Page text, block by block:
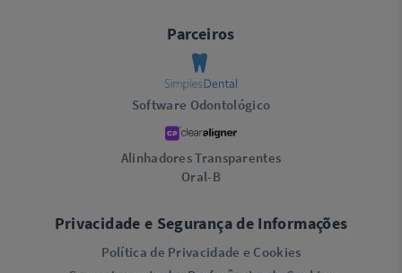
Parceiros
Software Odontológico
Alinhadores Transparentes
Oral-B
Privacidade e Segurança de Informações
Política de Privacidade e Cookies